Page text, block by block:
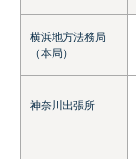
横浜地方法務局
（本局）
神奈川出張所